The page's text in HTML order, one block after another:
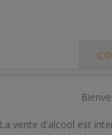
La vente d'alcool est